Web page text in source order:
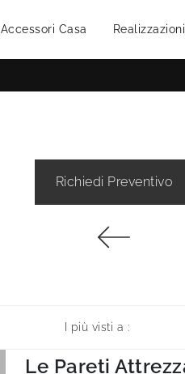
Accessori Casa Realizzazioni
Richiedi Preventivo
I più visti a :
Le Pareti